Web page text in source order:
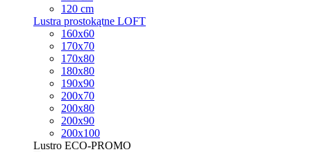
120 cm
Lustra prostokątne LOFT
160x60
170x70
170x80
180x80
190x90
200x70
200x80
200x90
200x100
Lustro ECO-PROMO